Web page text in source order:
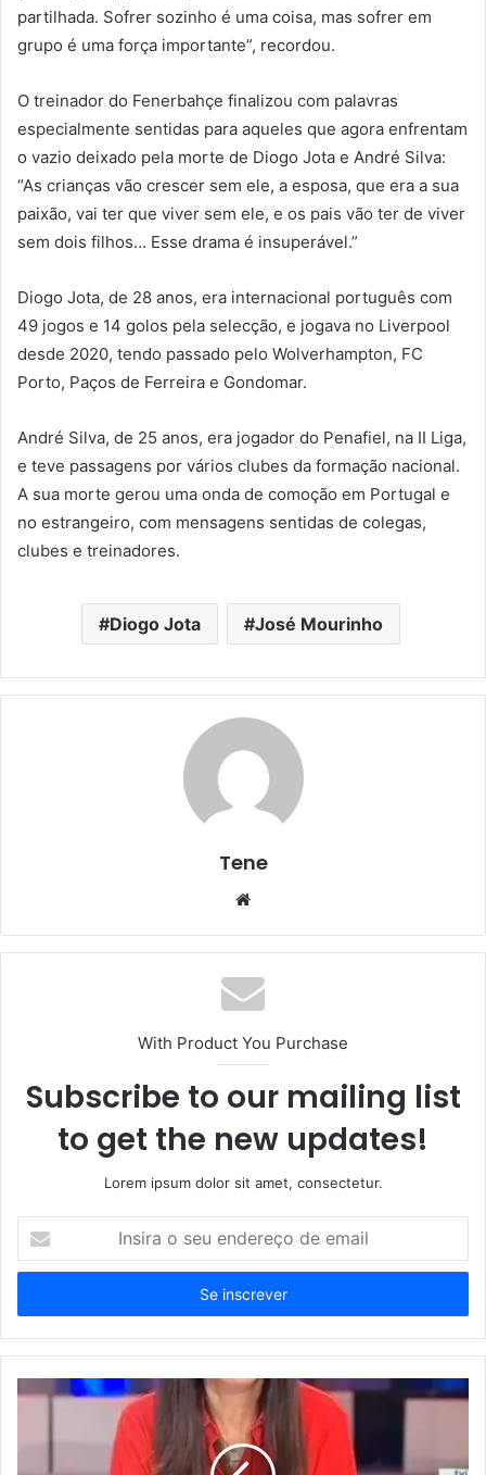
partilhada. Sofrer sozinho é uma coisa, mas sofrer em
grupo é uma força importante”, recordou.
O treinador do Fenerbahçe finalizou com palavras
especialmente sentidas para aqueles que agora enfrentam
o vazio deixado pela morte de Diogo Jota e André Silva:
“As crianças vão crescer sem ele, a esposa, que era a sua
paixão, vai ter que viver sem ele, e os pais vão ter de viver
sem dois filhos… Esse drama é insuperável.”
Diogo Jota, de 28 anos, era internacional português com
49 jogos e 14 golos pela selecção, e jogava no Liverpool
desde 2020, tendo passado pelo Wolverhampton, FC
Porto, Paços de Ferreira e Gondomar.
André Silva, de 25 anos, era jogador do Penafiel, na II Liga,
e teve passagens por vários clubes da formação nacional.
A sua morte gerou uma onda de comoção em Portugal e
no estrangeiro, com mensagens sentidas de colegas,
clubes e treinadores.
Diogo Jota José Mourinho
Tene
Website
With Product You Purchase
Subscribe to our mailing list
to get the new updates!
Lorem ipsum dolor sit amet, consectetur.
seu
de
email